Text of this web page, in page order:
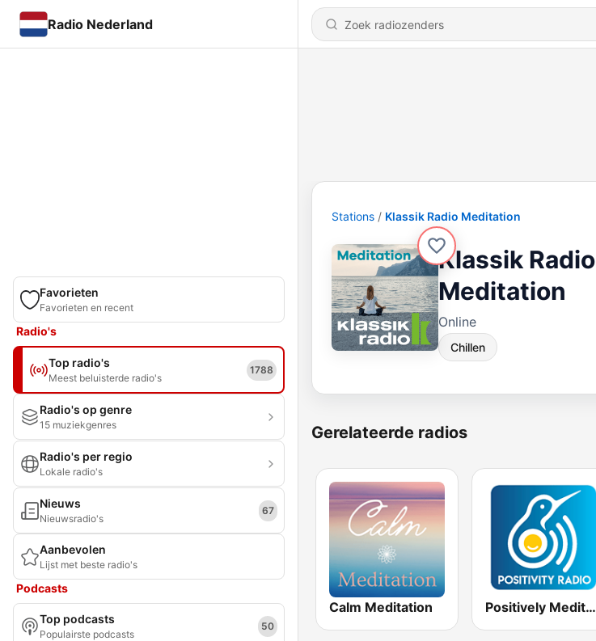
Radio Nederland
Favorieten
Favorieten en recent
Radio's
Top radio's
Meest beluisterde radio's
1788
Radio's op genre
15 muziekgenres
Radio's per regio
Lokale radio's
Nieuws
Nieuwsradio's
67
Aanbevolen
Lijst met beste radio's
Podcasts
Top podcasts
Populairste podcasts
50
Stations Klassik Radio Meditation
Klassik Radio
Meditation
Online
Chillen
Gerelateerde radios
Calm Meditation Positively Meditation